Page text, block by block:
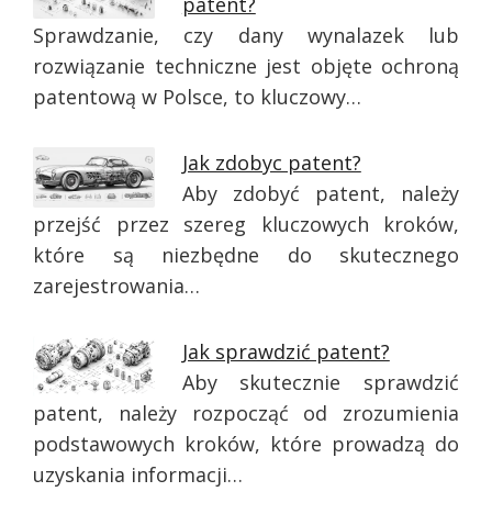
Sprawdzanie, czy dany wynalazek lub
rozwiązanie techniczne jest objęte ochroną
patentową w Polsce, to kluczowy…
Jak zdobyc patent?
Aby zdobyć patent, należy
przejść przez szereg kluczowych kroków,
które są niezbędne do skutecznego
zarejestrowania…
Jak sprawdzić patent?
Aby skutecznie sprawdzić
patent, należy rozpocząć od zrozumienia
podstawowych kroków, które prowadzą do
uzyskania informacji…